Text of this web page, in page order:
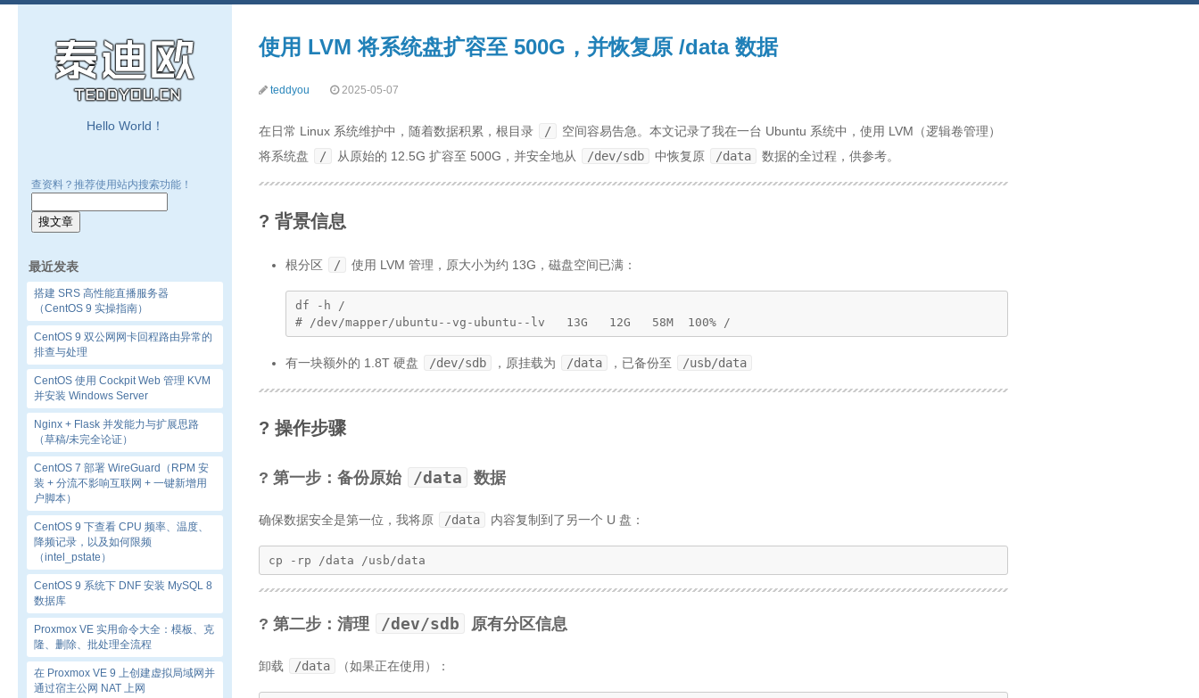
Hello World！
查资料？推荐使用站内搜索功能！
最近发表
搭建 SRS 高性能直播服务器
（CentOS 9 实操指南）
CentOS 9 双公网网卡回程路由异常的
排查与处理
CentOS 使用 Cockpit Web 管理 KVM
并安装 Windows Server
Nginx + Flask 并发能力与扩展思路
（草稿/未完全论证）
CentOS 7 部署 WireGuard（RPM 安
装 + 分流不影响互联网 + 一键新增用
户脚本）
CentOS 9 下查看 CPU 频率、温度、
降频记录，以及如何限频
（intel_pstate）
CentOS 9 系统下 DNF 安装 MySQL 8
数据库
Proxmox VE 实用命令大全：模板、克
隆、删除、批处理全流程
在 Proxmox VE 9 上创建虚拟局域网并
通过宿主公网 NAT 上网
使用 LVM 将系统盘扩容至 500G，并恢复原 /data 数据
teddyou 2025-05-07
在日常 Linux 系统维护中，随着数据积累，根目录 /
空间容易告急。本文记录了我在一台 Ubuntu 系统中，使用 LVM（逻辑卷管理）
将系统盘
/ 从原始的 12.5G 扩容至 500G，并安全地从 /dev/sdb 中恢复原 /data 数据的全过程，供参考。
? 背景信息
根分区 / 使用 LVM 管理，原大小为约 13G，磁盘空间已满：
df -h /
# /dev/mapper/ubuntu--vg-ubuntu--lv   13G   12G   58M  100% /
有一块额外的 1.8T 硬盘 /dev/sdb ，原挂载为 /data ，已备份至 /usb/data
?️ 操作步骤
? 第一步：备份原始 /data 数据
确保数据安全是第一位，我将原 /data 内容复制到了另一个 U 盘：
cp -rp /data /usb/data
? 第二步：清理 /dev/sdb 原有分区信息
卸载 /data （如果正在使用）：